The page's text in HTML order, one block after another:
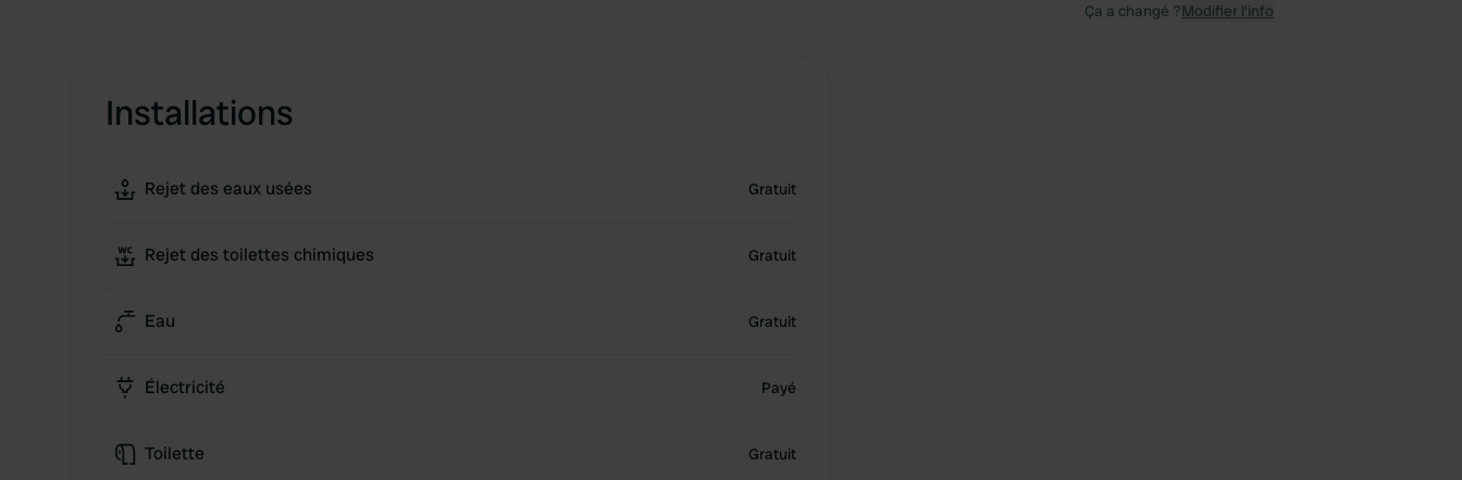
Installations
Rejet des eaux usées Gratuit
Rejet des toilettes chimiques Gratuit
Eau Gratuit
Électricité Payé
Toilette Gratuit
Ça a changé ?Modifier l’info